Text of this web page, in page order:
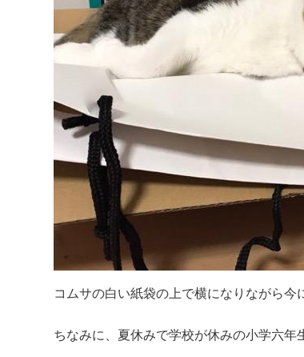
コムサの白い紙袋の上で横になりながら今
ちなみに、夏休みで学校が休みの小学六年